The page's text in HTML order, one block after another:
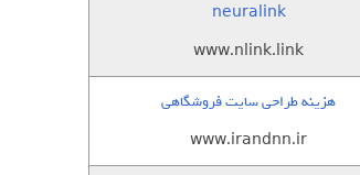
neuralink
www.nlink.link
هزینه طراحی سایت فروشگاهی
www.irandnn.ir